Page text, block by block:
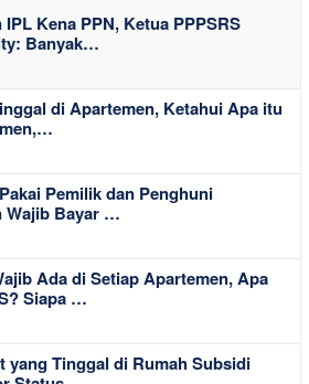
IPL Kena PPN, Ketua PPPSRS
Banyak…
di Apartemen, Ketahui Apa itu
Pemilik dan Penghuni
Wajib Bayar …
Ada di Setiap Apartemen, Apa
Siapa …
yang Tinggal di Rumah Subsidi